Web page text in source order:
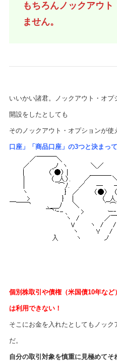
もちろんノックアウト
ません。
いいかい諸君。ノックアウト・オ
開設をしたとしても
そのノックアウト・オプションが使
口座」「商品口座」の3つと決まって
個別株取引や債権（米国債10年な
は利用できない！
そこにお金を入れたとしてもノッ
だ。
自分の取引対象を慎重に見極めてそ